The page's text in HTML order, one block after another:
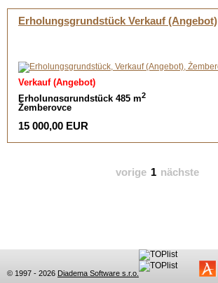
Erholungsgrundstück Verkauf (Angebot)
Verkauf (Angebot)
Erholungsgrundstück 485 m2
Žemberovce
15 000,00 EUR
vorige 1 nächste
© 1997 - 2026 Diadema Software s.r.o.